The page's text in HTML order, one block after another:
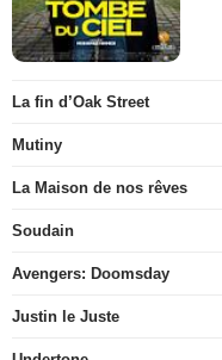
La fin d’Oak Street
Mutiny
La Maison de nos rêves
Soudain
Avengers: Doomsday
Justin le Juste